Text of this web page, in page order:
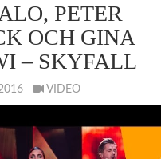
PETER
OCH GINA
– SKYFALL
VIDEO